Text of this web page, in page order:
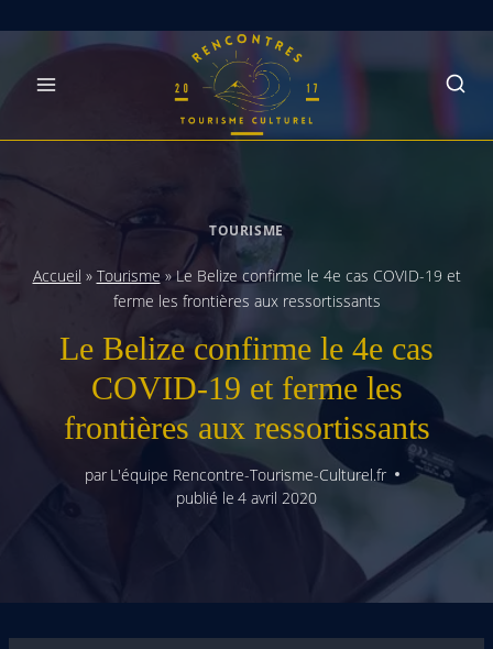
TOURISME
Accueil » Tourisme » Le Belize confirme le 4e cas COVID-19 et
ferme les frontières aux ressortissants
Le Belize confirme le 4e cas
COVID-19 et ferme les
frontières aux ressortissants
par L'équipe Rencontre-Tourisme-Culturel.fr
publié le 4 avril 2020